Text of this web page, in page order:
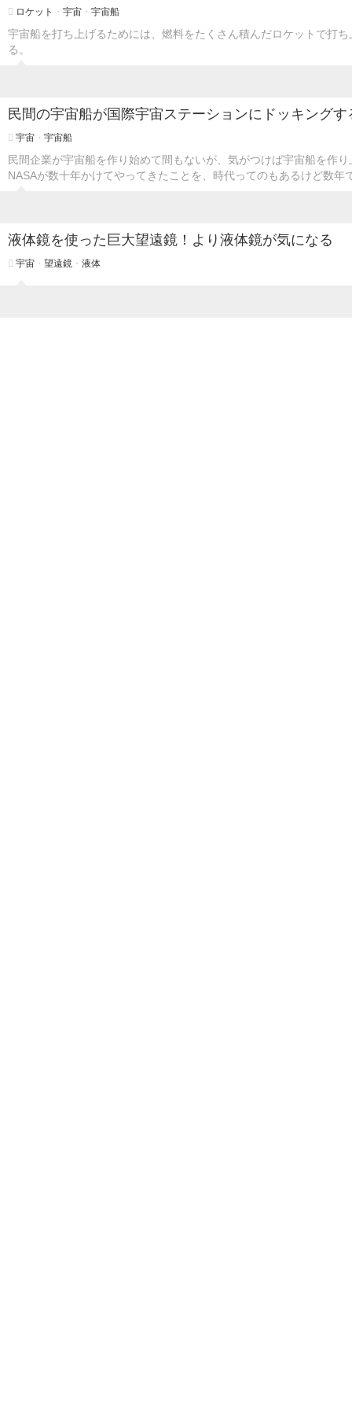
ロケット ・ 宇宙 ・ 宇宙船
宇宙船を打ち上げるためには、燃料をたくさん積んだロケットで打
る。
民間の宇宙船が国際宇宙ステーションにドッキングす
宇宙 ・ 宇宙船
民間企業が宇宙船を作り始めて間もないが、気がつけば宇宙船を作
NASAが数十年かけてやってきたことを、時代ってのもあるけど数
液体鏡を使った巨大望遠鏡！より液体鏡が気になる
宇宙 ・ 望遠鏡 ・ 液体